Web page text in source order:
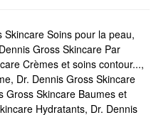
Dr Dennis Gross?
Dr. Dennis Gross Skincare
d’un soin, n’oubliez
ensemble d’exfoliants pour le
avons également de
Skincare Soins pour la peau,
Gross Skincare Par
Crèmes et soins contour...,
, Dr. Dennis Gross Skincare
Gross Skincare Baumes et
Hydratants, Dr. Dennis